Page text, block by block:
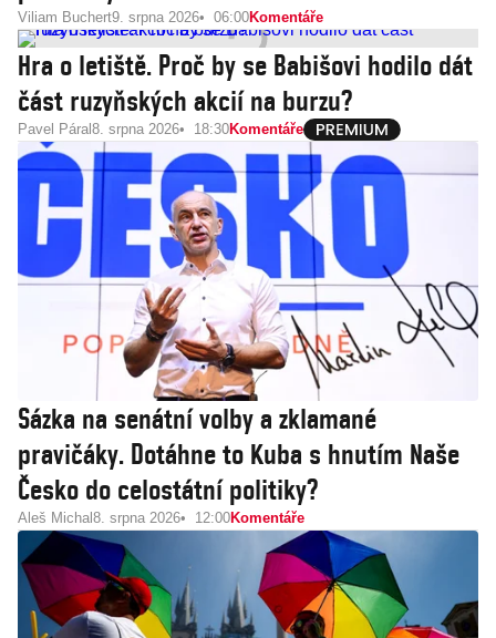
Viliam Buchert9. srpna 2026 06:00Komentáře
Hra o letiště. Proč by se Babišovi hodilo dát
část ruzyňských akcií na burzu?
Pavel Páral 8. srpna 2026 18:30Komentáře
Sázka na senátní volby a zklamané
pravičáky. Dotáhne to Kuba s hnutím Naše
Česko do celostátní politiky?
Aleš Michal 8. srpna 2026 12:00Komentáře